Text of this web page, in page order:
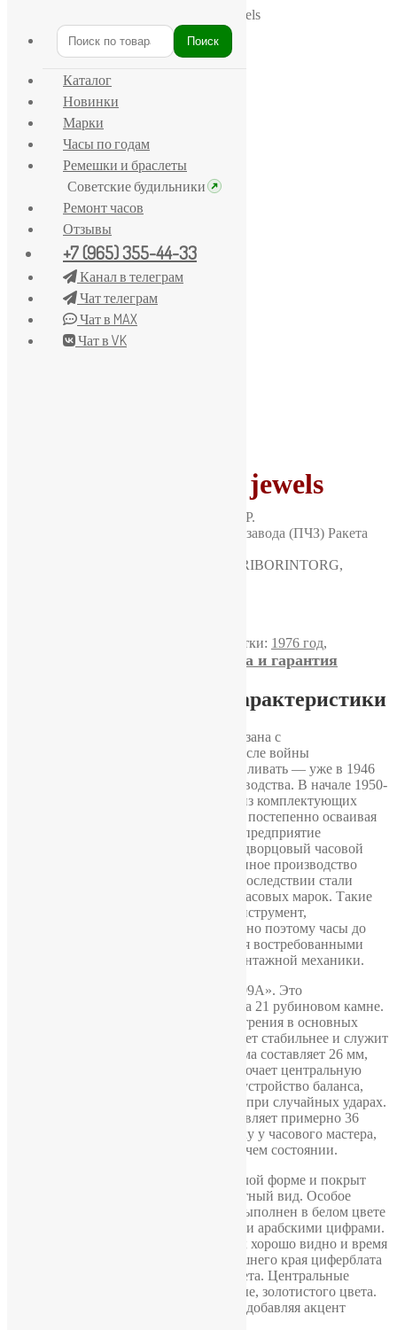
Часы «Raketa» 21 jewels
Часы «Raketa» 21 jewels
Метки: 1976 год,
Доставка, оплата и гарантия
Подробное описание и характеристики
напрямую связана с
Петродворцовым часовым заводом. После войны
предприятие начали активно восстанавливать — уже в 1946
году там шли работы по запуску производства. В начале 1950-
х годов завод собирал наручные часы из комплектующих
Первого Московского часового завода, постепенно осваивая
собственные технологии. В 1954 году предприятие
официально получило название Петродворцовый часовой
завод, и именно там началось полноценное производство
часов под маркой «Ракета», которые впоследствии стали
одной из самых известных советских часовых марок. Такие
часы создавались как повседневный инструмент,
рассчитанный на долгую службу. Именно поэтому часы до
сих пор стабильно работают и остаются востребованными
среди коллекционеров и любителей винтажной механики.
В часах работает механизм «Ракета-2609А». Это
механический калибр ручной сборки на 21 рубиновом камне.
Камни используются для уменьшения трения в основных
узлах, благодаря чему механизм работает стабильнее и служит
значительно дольше. Диаметр механизма составляет 26 мм,
высота около 4,5 мм. Конструкция включает центральную
секундную стрелку и противоударное устройство баланса,
которое защищает ось от повреждений при случайных ударах.
Запас хода после полной заводки составляет примерно 36
часов. Экземпляр прошел профилактику у часового мастера,
механизм обслужен и находится в рабочем состоянии.
Корпус выполнен в классической круглой форме и покрыт
позолотой, что придает модели аккуратный вид. Особое
внимание привлекает циферблат. Он выполнен в белом цвете
с оцифровкой золотистыми накладными арабскими цифрами.
Они довольно крупные, за счет чего их хорошо видно и время
считывается мгновенно. У самого внешнего края циферблата
находится минутная шкала черного цвета. Центральные
часовая и минутная стрелки утонченные, золотистого цвета.
А секундная имеет ярко-красный цвет, добавляя акцент
Искать: Поиск
Каталог
Новинки
Марки
Часы по годам
Ремешки и браслеты
Советские будильники
Ремонт часов
Отзывы
+7 (965) 355-44-33
Канал в телеграм
Чат телеграм
Чат в MAX
Чат в VK